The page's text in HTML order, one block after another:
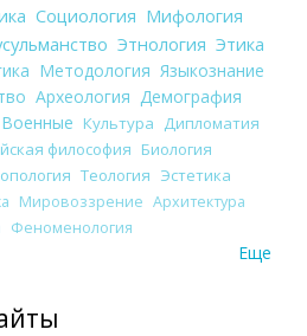
Социология Мифология
Этнология Этика
Методология Языкознание
Археология Демография
Военные Культура
Дипломатия
философия Биология
Теология Эстетика
Мировоззрение Архитектура
Феноменология
Еще